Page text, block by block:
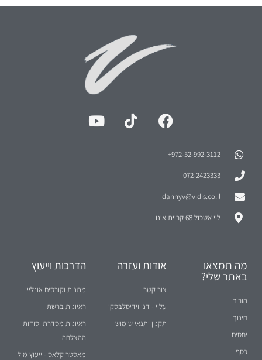
972-52-992-3112⁩+
072-2423333
dannyv@vidis.co.il
לוי אשכול 68 קריית אונו
מה תמצאו
באתר שלי?
הורים
חינוך
יחסים
כסף
אודות ועזרה
צור קשר
עליי - דני וידיסלבסקי
תקנון ותנאי שימוש
הדרכות וייעוץ
מתנות וקורסים אונליין
ראיונות ברשת
ראיונות מסדרת 'סודות
ההצלחה'
מאסטר קלאס - ייעוץ מול